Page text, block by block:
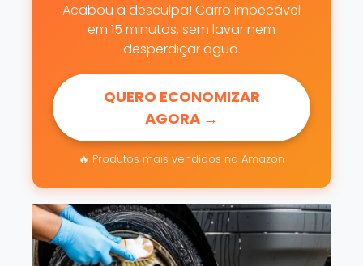
Acabou a desculpa! Carro impecável
em 15 minutos, sem lavar nem
desperdiçar água.
QUERO ECONOMIZAR
AGORA →
🔥 Produtos mais vendidos na Amazon